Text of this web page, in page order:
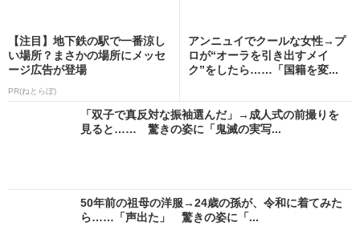
【注目】地下鉄の駅で一番涼し
い場所？まさかの場所にメッセ
ージ広告が登場
PR(ねとらぼ)
アンニュイでクールな女性→プ
ロが“オーラを引き出すメイ
ク”をしたら……「国籍を変...
「双子で真反対な振袖選んだ」→成人式の前撮りを
見ると…… 驚きの姿に「鬼滅の実写...
50年前の祖母の洋服→24歳の孫が、令和に着てみた
ら……「声出た」 驚きの姿に「...